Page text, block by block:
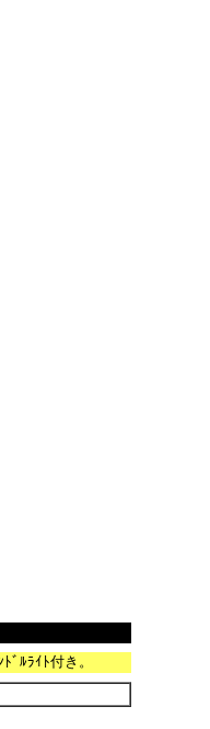
ﾙﾗｲﾄ付き。